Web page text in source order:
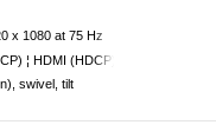
x 1080 at 75 Hz
¦ HDMI (HDCP) ¦ USB-B ¦ 3 x
swivel, tilt